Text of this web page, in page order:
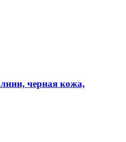
черная кожа,